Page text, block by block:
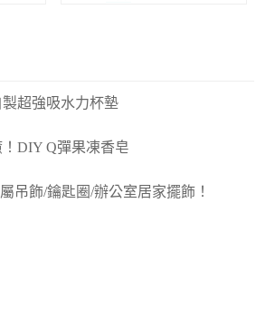
超強吸水力杯墊
DIY Q彈果凍香皂
吊飾/鑰匙圈/辦公室居家擺飾！